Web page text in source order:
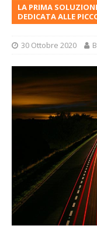
LA PRIMA
DEDICATA ALLE
30 Ottobre 2020